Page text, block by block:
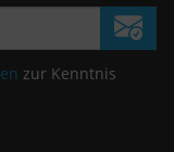
zur Kenntnis